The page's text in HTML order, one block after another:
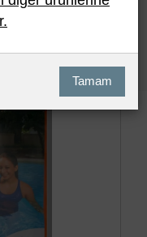
İncelenen
Tamam